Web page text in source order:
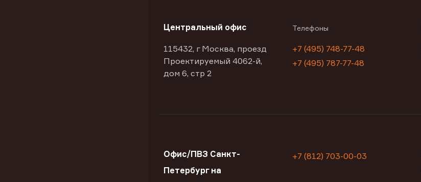
Центральный офис
115432, г Москва, проезд
Проектируемый 4062-й,
дом 6, стр 2
Телефоны
+7 (495) 748-77-48
+7 (495) 787-77-48
Офис/ПВЗ Санкт-
Петербург на
+7 (812) 703-00-03